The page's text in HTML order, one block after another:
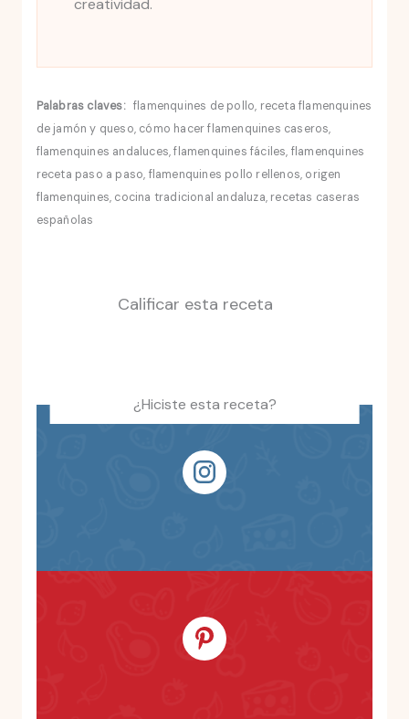
Palabras claves: flamenquines de pollo, receta flamenquines
de jamón y queso, cómo hacer flamenquines caseros,
flamenquines andaluces, flamenquines fáciles, flamenquines
receta paso a paso, flamenquines pollo rellenos, origen
flamenquines, cocina tradicional andaluza, recetas caseras
españolas
Calificar esta receta
¿Hiciste esta receta?